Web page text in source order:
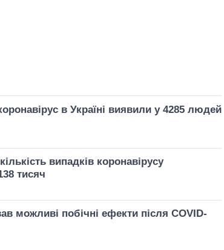
в Україні виявили у 4285 людей
випадків коронавірусу
тисяч
можливі побічні ефекти після COVID-